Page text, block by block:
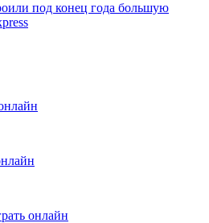
под конец года большую
онлайн